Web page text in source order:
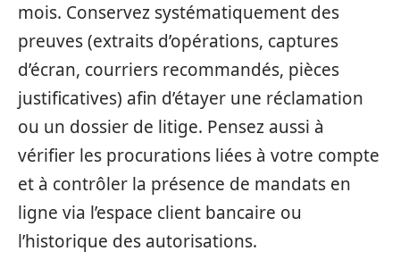
mois. Conservez systématiquement des
preuves (extraits d’opérations, captures
d’écran, courriers recommandés, pièces
justificatives) afin d’étayer une réclamation
ou un dossier de litige. Pensez aussi à
vérifier les procurations liées à votre compte
et à contrôler la présence de mandats en
ligne via l’espace client bancaire ou
l’historique des autorisations.